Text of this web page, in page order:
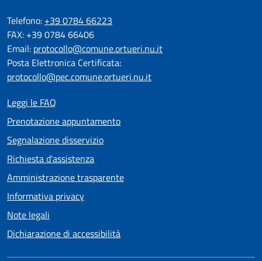
Telefono: +39 0784 66223
FAX: +39 0784 66406
Email: protocollo@comune.ortueri.nu.it
Posta Elettronica Certificata:
protocollo@pec.comune.ortueri.nu.it
Leggi le FAQ
Prenotazione appuntamento
Segnalazione disservizio
Richiesta d'assistenza
Amministrazione trasparente
Informativa privacy
Note legali
Dichiarazione di accessibilità